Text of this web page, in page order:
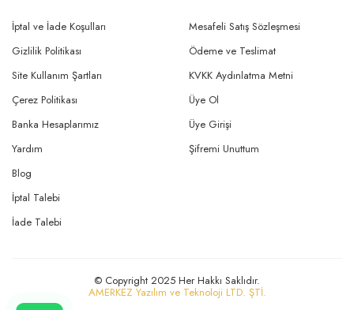
İptal ve İade Koşulları
Gizlilik Politikası
Site Kullanım Şartları
Mesafeli Satış Sözleşmesi
Ödeme ve Teslimat
KVKK Aydınlatma Metni
Çerez Politikası
Banka Hesaplarımız
Yardım
Üye Ol
Üye Girişi
Şifremi Unuttum
Blog
İptal Talebi
İade Talebi
© Copyright 2025 Her Hakkı Saklıdır.
AMERKEZ Yazılım ve Teknoloji LTD. ŞTİ.